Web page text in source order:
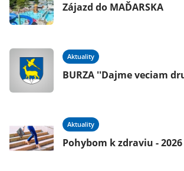
Zájazd do MAĎARSKA
Aktuality
BURZA ''Dajme veciam
Aktuality
Pohybom k zdraviu - 2026